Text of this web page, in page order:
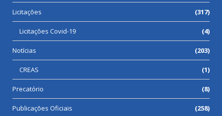
Licitações (317)
Licitações Covid-19 (4)
Notícias (203)
CREAS (1)
Precatório (8)
Publicações Oficiais (258)